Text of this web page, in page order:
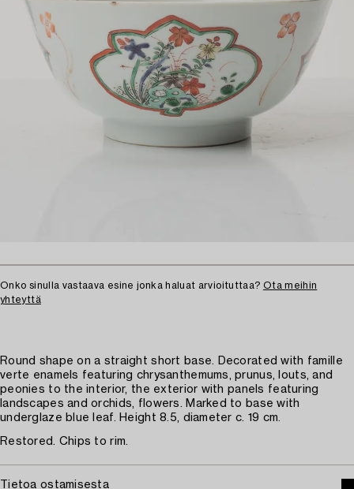
Onko sinulla vastaava esine jonka haluat arvioituttaa? Ota meihin
yhteyttä
Round shape on a straight short base. Decorated with famille
verte enamels featuring chrysanthemums, prunus, louts, and
peonies to the interior, the exterior with panels featuring
landscapes and orchids, flowers. Marked to base with
underglaze blue leaf. Height 8.5, diameter c. 19 cm.
Restored. Chips to rim.
Tietoa ostamisesta